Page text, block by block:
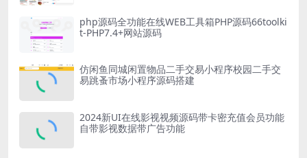
php源码全功能在线WEB工具箱PHP源码66toolki
t-PHP7.4+网站源码
仿闲鱼同城闲置物品二手交易小程序校园二手交
易跳蚤市场小程序源码搭建
2024新UI在线影视视频源码带卡密充值会员功能
自带影视数据带广告功能